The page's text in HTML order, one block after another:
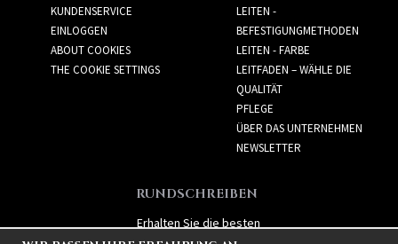
KUNDENSERVICE
EINLOGGEN
ABOUT COOKIES
THE COOKIE SETTINGS
LEITEN -
BEFESTIGUNGMETHODEN
LEITEN - FARBE
LEITFADEN – WÄHLE DIE
QUALITÄT
PFLEGE
ÜBER DAS UNTERNEHMEN
NEWSLETTER
RUNDSCHREIBEN
Erhalten Sie die besten